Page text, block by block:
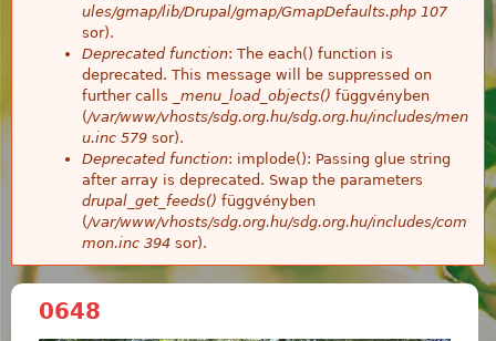
ules/gmap/lib/Drupal/gmap/GmapDefaults.php 107
sor).
Deprecated function: The each() function is
deprecated. This message will be suppressed on
further calls
_menu_load_objects() függvényben
(/var/www/vhosts/sdg.org.hu/sdg.org.hu/includes/men
u.inc 579 sor).
Deprecated function: implode(): Passing glue string
after array is deprecated. Swap the parameters
drupal_get_feeds() függvényben
(/var/www/vhosts/sdg.org.hu/sdg.org.hu/includes/com
mon.inc 394 sor).
0648